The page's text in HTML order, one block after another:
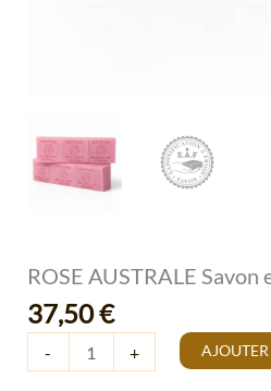
ROSE AUSTRALE Savon
37,50€
- +